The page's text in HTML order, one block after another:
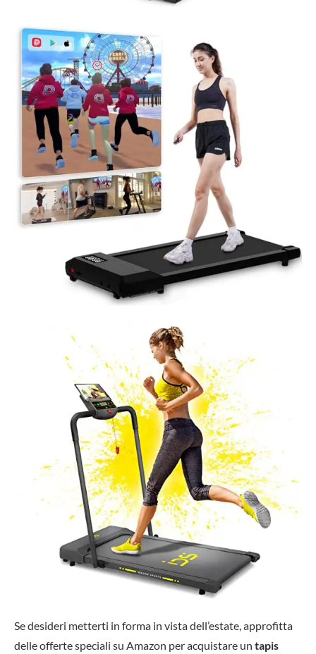
Se desideri metterti in forma in vista dell’estate, approfitta
delle offerte speciali su Amazon per acquistare un tapis